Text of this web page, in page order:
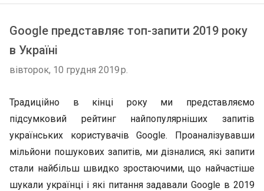
Google представляє топ-запити 2019 року
в Україні
вівторок, 10 грудня 2019 р.
Традиційно в кінці року ми представляємо
підсумковий рейтинг найпопулярніших запитів
українських користувачів Google. Проаналізувавши
мільйони пошукових запитів, ми дізналися, які запити
стали найбільш швидко зростаючими, що найчастіше
шукали українці і які питання задавали Google в 2019